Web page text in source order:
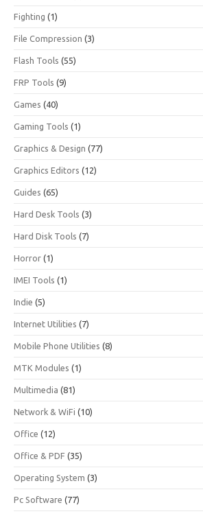
Fighting (1)
File Compression (3)
Flash Tools (55)
FRP Tools (9)
Games (40)
Gaming Tools (1)
Graphics & Design (77)
Graphics Editors (12)
Guides (65)
Hard Desk Tools (3)
Hard Disk Tools (7)
Horror (1)
IMEI Tools (1)
Indie (5)
Internet Utilities (7)
Mobile Phone Utilities (8)
MTK Modules (1)
Multimedia (81)
Network & WiFi (10)
Office (12)
Office & PDF (35)
Operating System (3)
Pc Software (77)